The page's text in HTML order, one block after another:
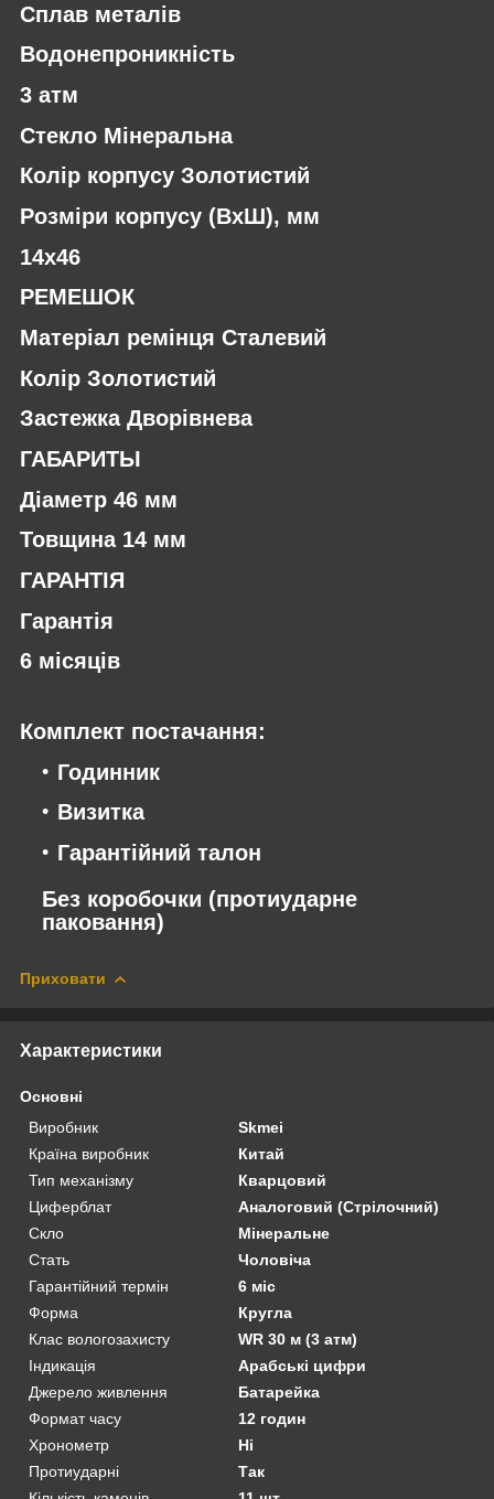
Сплав металів
Водонепроникність
3 атм
Стекло Мінеральна
Колір корпусу Золотистий
Розміри корпусу (ВхШ), мм
14х46
РЕМЕШОК
Матеріал ремінця Сталевий
Колір Золотистий
Застежка Дворівнева
ГАБАРИТЫ
Діаметр 46 мм
Товщина 14 мм
ГАРАНТІЯ
Гарантія
6 місяців
Комплект постачання:
Годинник
Визитка
Гарантійний талон
Без коробочки (протиударне
паковання)
Приховати
Характеристики
Основні
Виробник
Skmei
Країна виробник
Китай
Тип механізму
Кварцовий
Циферблат
Аналоговий (Стрілочний)
Скло
Мінеральне
Стать
Чоловіча
Гарантійний термін
6 міс
Форма
Кругла
Клас вологозахисту
WR 30 м (3 атм)
Індикація
Арабські цифри
Джерело живлення
Батарейка
Формат часу
12 годин
Хронометр
Ні
Протиударні
Так